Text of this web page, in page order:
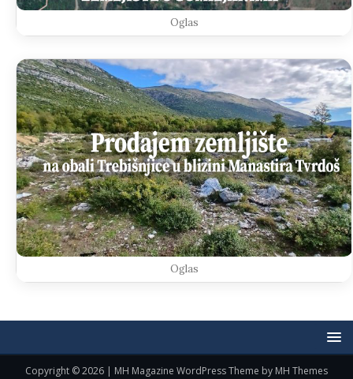
Oglas
Oglas
Copyright © 2026 | MH Magazine WordPress Theme by MH Themes